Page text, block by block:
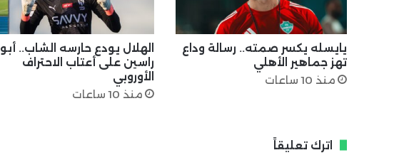
يايسله يكسر صمته.. رسالة وداع
تهز جماهير الأهلي
منذ 10 ساعات
الهلال يودع حارسه الشاب.. أبو
راسين على أعتاب الاحتراف
الأوروبي
منذ 10 ساعات
اترك تعليقاً